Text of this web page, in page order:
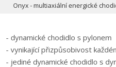
Onyx - multiaxiální energické
- dynamické chodidlo s pylonem
- vynikající přizpůsobivost
- jediné dynamické chodidlo s